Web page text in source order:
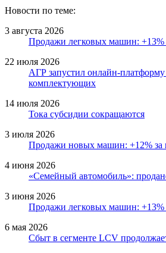
Новости по теме:
3 августа 2026
Продажи легковых машин: +13%
22 июля 2026
АГР запустил онлайн-платформу
комплектующих
14 июля 2026
Тока субсидии сокращаются
3 июля 2026
Продажи новых машин: +12% за
4 июня 2026
«Семейный автомобиль»:
3 июня 2026
Продажи легковых машин: +13%
6 мая 2026
Сбыт в сегменте LCV